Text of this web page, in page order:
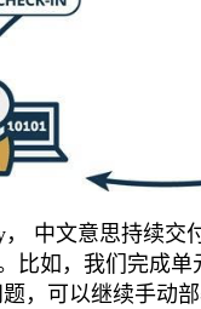
， 中文意思持续
比如，我们完成
，可以继续手动